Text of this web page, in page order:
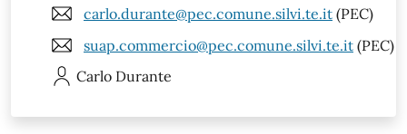
carlo.durante@pec.comune.silvi.te.it (PEC)
suap.commercio@pec.comune.silvi.te.it (PEC)
Carlo Durante